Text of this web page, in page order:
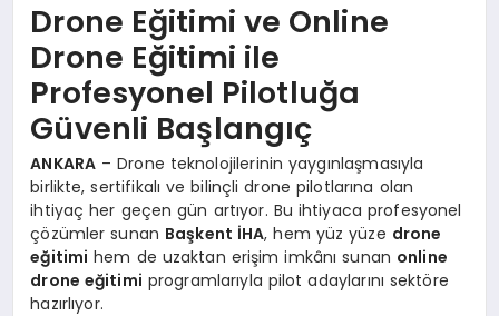
Drone Eğitimi ve Online
Drone Eğitimi ile
Profesyonel Pilotluğa
Güvenli Başlangıç
ANKARA – Drone teknolojilerinin yaygınlaşmasıyla
birlikte, sertifikalı ve bilinçli drone pilotlarına olan
ihtiyaç her geçen gün artıyor. Bu ihtiyaca profesyonel
çözümler sunan Başkent İHA, hem yüz yüze drone
eğitimi hem de uzaktan erişim imkânı sunan online
drone eğitimi programlarıyla pilot adaylarını sektöre
hazırlıyor.